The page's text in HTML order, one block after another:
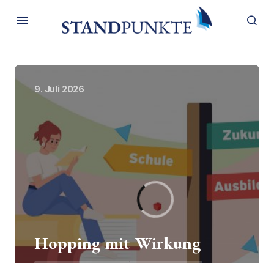
9. Juli 2026
Hopping mit Wirkung